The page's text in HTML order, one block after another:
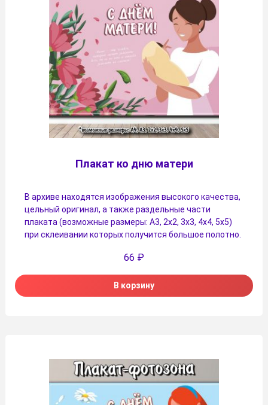
Плакат ко дню матери
В архиве находятся изображения высокого качества,
цельный оригинал, а также раздельные части
плаката (возможные размеры: А3, 2х2, 3х3, 4х4, 5х5)
при склеивании которых получится большое полотно.
66 ₽
В корзину